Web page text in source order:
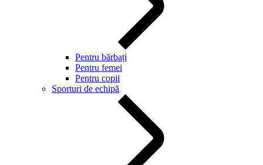
Pentru bărbați
Pentru femei
Pentru copii
Sporturi de echipă